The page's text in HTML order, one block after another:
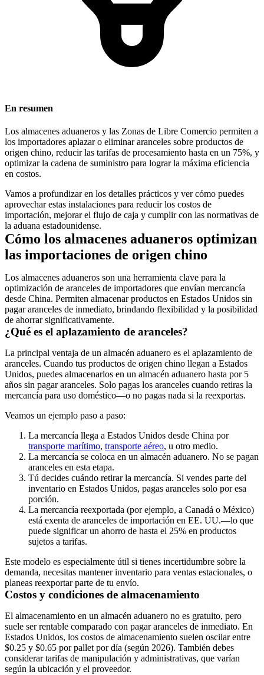
En resumen
Los almacenes aduaneros y las Zonas de Libre Comercio permiten a
los importadores aplazar o eliminar aranceles sobre productos de
origen chino, reducir las tarifas de procesamiento hasta en un 75%, y
optimizar la cadena de suministro para lograr la máxima eficiencia
en costos.
Vamos a profundizar en los detalles prácticos y ver cómo puedes
aprovechar estas instalaciones para reducir los costos de
importación, mejorar el flujo de caja y cumplir con las normativas de
la aduana estadounidense.
Cómo los almacenes aduaneros optimizan
las importaciones de origen chino
Los almacenes aduaneros son una herramienta clave para la
optimización de aranceles de importadores que envían mercancía
desde China. Permiten almacenar productos en Estados Unidos sin
pagar aranceles de inmediato, brindando flexibilidad y la posibilidad
de ahorrar significativamente.
¿Qué es el aplazamiento de aranceles?
La principal ventaja de un almacén aduanero es el aplazamiento de
aranceles. Cuando tus productos de origen chino llegan a Estados
Unidos, puedes almacenarlos en un almacén aduanero hasta por 5
años sin pagar aranceles. Solo pagas los aranceles cuando retiras la
mercancía para uso doméstico—o no pagas nada si la reexportas.
Veamos un ejemplo paso a paso:
La mercancía llega a Estados Unidos desde China por
transporte marítimo, transporte aéreo, u otro medio.
La mercancía se coloca en un almacén aduanero. No se pagan
aranceles en esta etapa.
Tú decides cuándo retirar la mercancía. Si vendes parte del
inventario en Estados Unidos, pagas aranceles solo por esa
porción.
La mercancía reexportada (por ejemplo, a Canadá o México)
está exenta de aranceles de importación en EE. UU.—lo que
puede significar un ahorro de hasta el 25% en productos
sujetos a tarifas.
Este modelo es especialmente útil si tienes incertidumbre sobre la
demanda, necesitas mantener inventario para ventas estacionales, o
planeas reexportar parte de tu envío.
Costos y condiciones de almacenamiento
El almacenamiento en un almacén aduanero no es gratuito, pero
suele ser rentable comparado con pagar aranceles de inmediato. En
Estados Unidos, los costos de almacenamiento suelen oscilar entre
$0.25 y $0.65 por pallet por día (según 2026). También debes
considerar tarifas de manipulación y administrativas, que varían
según la ubicación y el proveedor.